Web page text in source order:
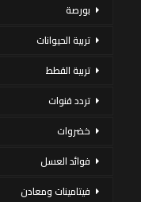
بورصة
تربية الحيوانات
تربية القطط
تردد قنوات
خضروات
فوائد العسل
فيتامينات ومعادن